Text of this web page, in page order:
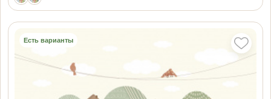
Есть варианты